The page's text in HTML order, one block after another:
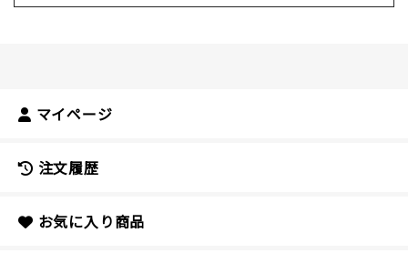
マイページ
注文履歴
お気に入り商品